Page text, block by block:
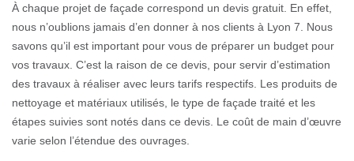
À chaque projet de façade correspond un devis gratuit. En effet,
nous n’oublions jamais d’en donner à nos clients à Lyon 7. Nous
savons qu’il est important pour vous de préparer un budget pour
vos travaux. C’est la raison de ce devis, pour servir d’estimation
des travaux à réaliser avec leurs tarifs respectifs. Les produits de
nettoyage et matériaux utilisés, le type de façade traité et les
étapes suivies sont notés dans ce devis. Le coût de main d’œuvre
varie selon l’étendue des ouvrages.